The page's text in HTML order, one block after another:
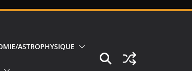
ASTROPHYSIQUE